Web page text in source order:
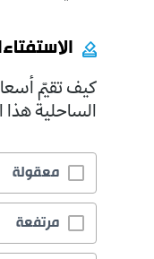
كيف تقيّم
الساحلية
معقولة
مرتفعة